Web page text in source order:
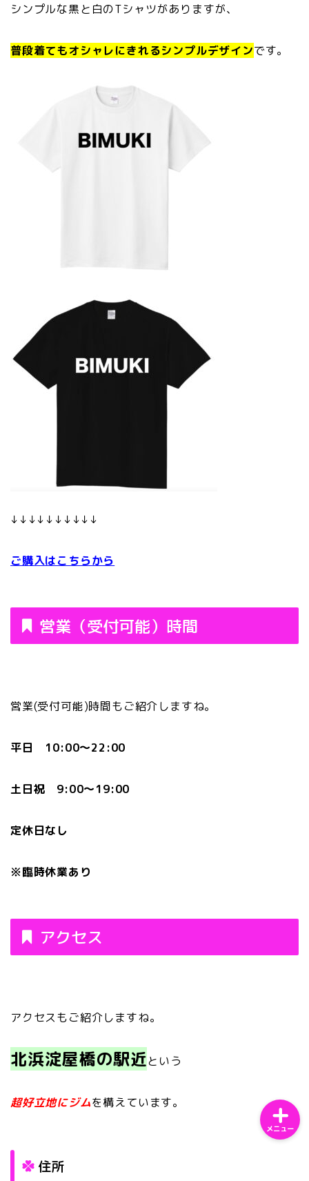
シンプルな黒と白のTシャツがありますが、
普段着てもオシャレにきれるシンプルデザインです。
↓↓↓↓↓↓↓↓↓↓
ご購入はこちらから
営業（受付可能）時間
営業(受付可能)時間もご紹介しますね。
平日 10:00〜22:00
土日祝 9:00〜19:00
定休日なし
※臨時休業あり
アクセス
アクセスもご紹介しますね。
北浜淀屋橋の駅近という
超好立地にジムを構えています。
住所
メニュー
ホーム